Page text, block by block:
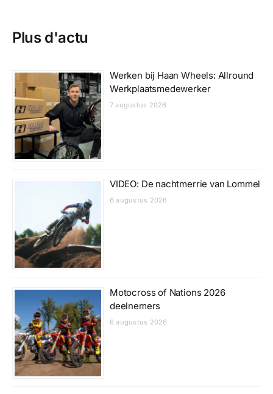
Plus d'actu
Werken bij Haan Wheels: Allround
Werkplaatsmedewerker
7 augustus 2026
VIDEO: De nachtmerrie van Lommel
6 augustus 2026
Motocross of Nations 2026
deelnemers
6 augustus 2026